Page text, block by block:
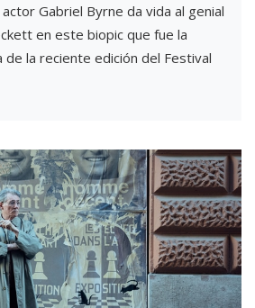
actor Gabriel Byrne da vida al genial
en este biopic que fue la
de la reciente edición del Festival